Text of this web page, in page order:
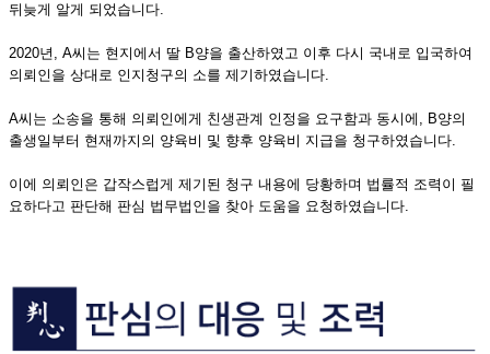
뒤늦게 알게 되었습니다.
2020년, A씨는 현지에서 딸 B양을 출산하였고 이후 다시 국내로 입국하여
의뢰인을 상대로 인지청구의 소를 제기하였습니다.
A씨는 소송을 통해 의뢰인에게 친생관계 인정을 요구함과 동시에, B양의
출생일부터 현재까지의 양육비 및 향후 양육비 지급을 청구하였습니다.
이에 의뢰인은 갑작스럽게 제기된 청구 내용에 당황하며 법률적 조력이 필
요하다고 판단해 판심 법무법인을 찾아 도움을 요청하였습니다.